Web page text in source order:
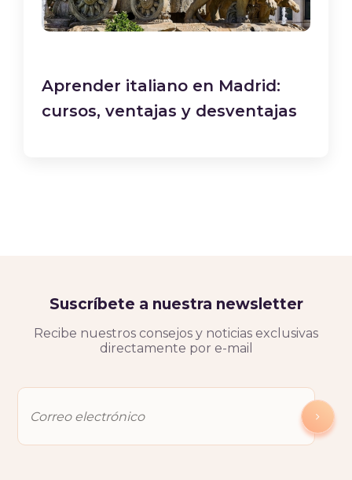
Aprender italiano en Madrid:
cursos, ventajas y desventajas
Suscríbete a nuestra newsletter
Recibe nuestros consejos y noticias exclusivas
directamente por e-mail